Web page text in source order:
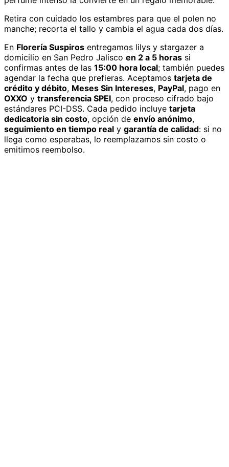
Retira con cuidado los estambres para que el polen no
manche; recorta el tallo y cambia el agua cada dos días.
En Florería Suspiros entregamos lilys y stargazer a
domicilio en San Pedro Jalisco en 2 a 5 horas si
confirmas antes de las 15:00 hora local; también puedes
agendar la fecha que prefieras. Aceptamos tarjeta de
crédito y débito, Meses Sin Intereses, PayPal, pago en
OXXO y transferencia SPEI, con proceso cifrado bajo
estándares PCI-DSS. Cada pedido incluye tarjeta
dedicatoria sin costo, opción de envío anónimo,
seguimiento en tiempo real y garantía de calidad: si no
llega como esperabas, lo reemplazamos sin costo o
emitimos reembolso.